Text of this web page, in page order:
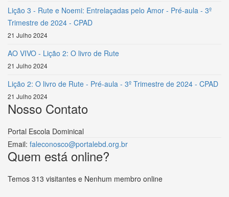
Lição 3 - Rute e Noemi: Entrelaçadas pelo Amor - Pré-aula - 3º
Trimestre de 2024 - CPAD
21 Julho 2024
AO VIVO - Lição 2: O livro de Rute
21 Julho 2024
Lição 2: O livro de Rute - Pré-aula - 3º Trimestre de 2024 - CPAD
21 Julho 2024
Nosso Contato
Portal Escola Dominical
Email: faleconosco@portalebd.org.br
Quem está online?
Temos 313 visitantes e Nenhum membro online